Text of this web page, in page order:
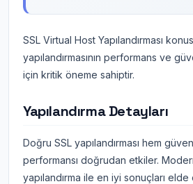
SSL Virtual Host Yapılandırması
yapılandırmasının performans ve
için kritik öneme sahiptir.
Yapılandırma Detayları
Doğru SSL yapılandırması hem
performansı doğrudan etkiler.
yapılandırma ile en iyi sonuçları